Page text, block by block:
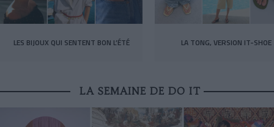
LES BIJOUX QUI SENTENT BON L’ÉTÉ LA TONG, VERSION IT-SHOE
LA SEMAINE DE DO IT